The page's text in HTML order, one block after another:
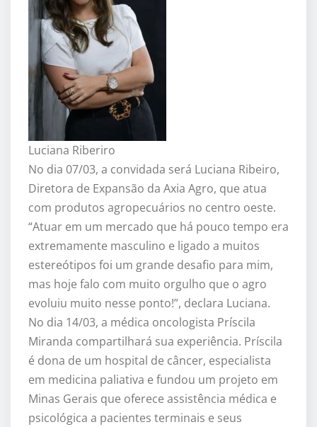
Luciana Riberiro
No dia 07/03, a convidada será Luciana Ribeiro,
Diretora de Expansão da Axia Agro, que atua
com produtos agropecuários no centro oeste.
“Atuar em um mercado que há pouco tempo era
extremamente masculino e ligado a muitos
estereótipos foi um grande desafio para mim,
mas hoje falo com muito orgulho que o agro
evoluiu muito nesse ponto!”, declara Luciana.
No dia 14/03, a médica oncologista Príscila
Miranda compartilhará sua experiência. Príscila
é dona de um hospital de câncer, especialista
em medicina paliativa e fundou um projeto em
Minas Gerais que oferece assistência médica e
psicológica a pacientes terminais e seus